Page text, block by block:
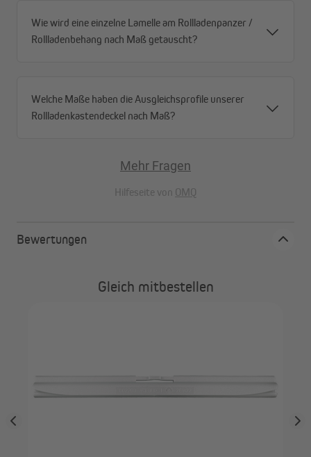
Wie wird eine einzelne Lamelle am Rollladenpanzer /
Rollladenbehang nach Maß getauscht?
Welche Maße haben die Ausgleichsprofile unserer
Rollladenkastendeckel nach Maß?
Mehr Fragen
Hilfeseite von OMQ
Bewertungen
Gleich mitbestellen